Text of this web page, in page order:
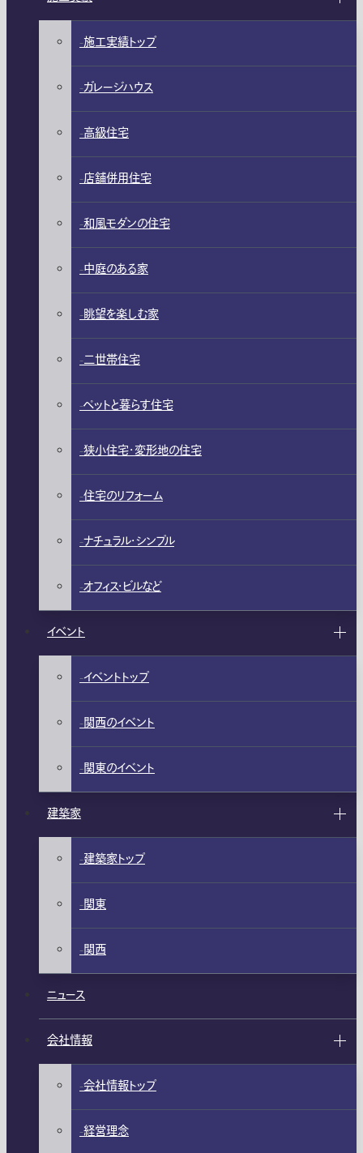
施工実績トップ
ガレージハウス
高級住宅
店舗併用住宅
和風モダンの住宅
中庭のある家
眺望を楽しむ家
二世帯住宅
ペットと暮らす住宅
狭小住宅・変形地の住宅
住宅のリフォーム
ナチュラル・シンプル
オフィス・ビルなど
イベント
イベントトップ
関西のイベント
関東のイベント
建築家
建築家トップ
関東
関西
ニュース
会社情報
会社情報トップ
経営理念